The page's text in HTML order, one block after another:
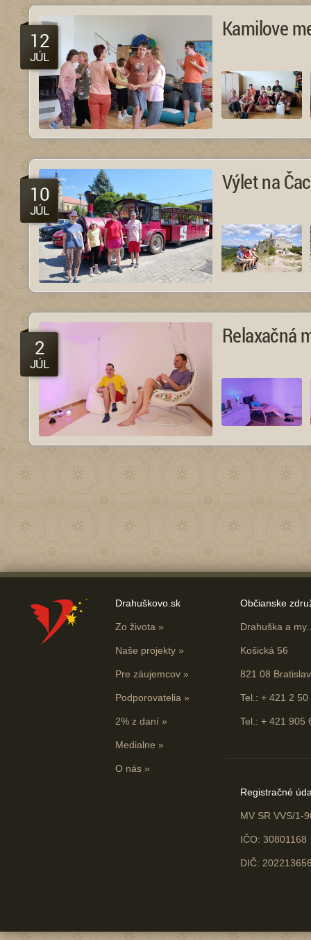
12
JÚL
Kamilove
10
JÚL
Výlet na
2
JÚL
Relaxačná
Drahuškovo.sk
Zo života »
Naše projekty »
Pre záujemcov »
Podporovatelia »
2% z daní »
Medialne »
O nás »
Občianske
Drahuška a
Košická 56
821 08
Tel.: + 421 2
Tel.: + 421 905
Registračné
MV SR VVS/1-
IČO: 30801168
DIČ: